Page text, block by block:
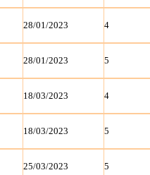
28/01/2023 4
28/01/2023 5
18/03/2023 4
18/03/2023 5
25/03/2023 5